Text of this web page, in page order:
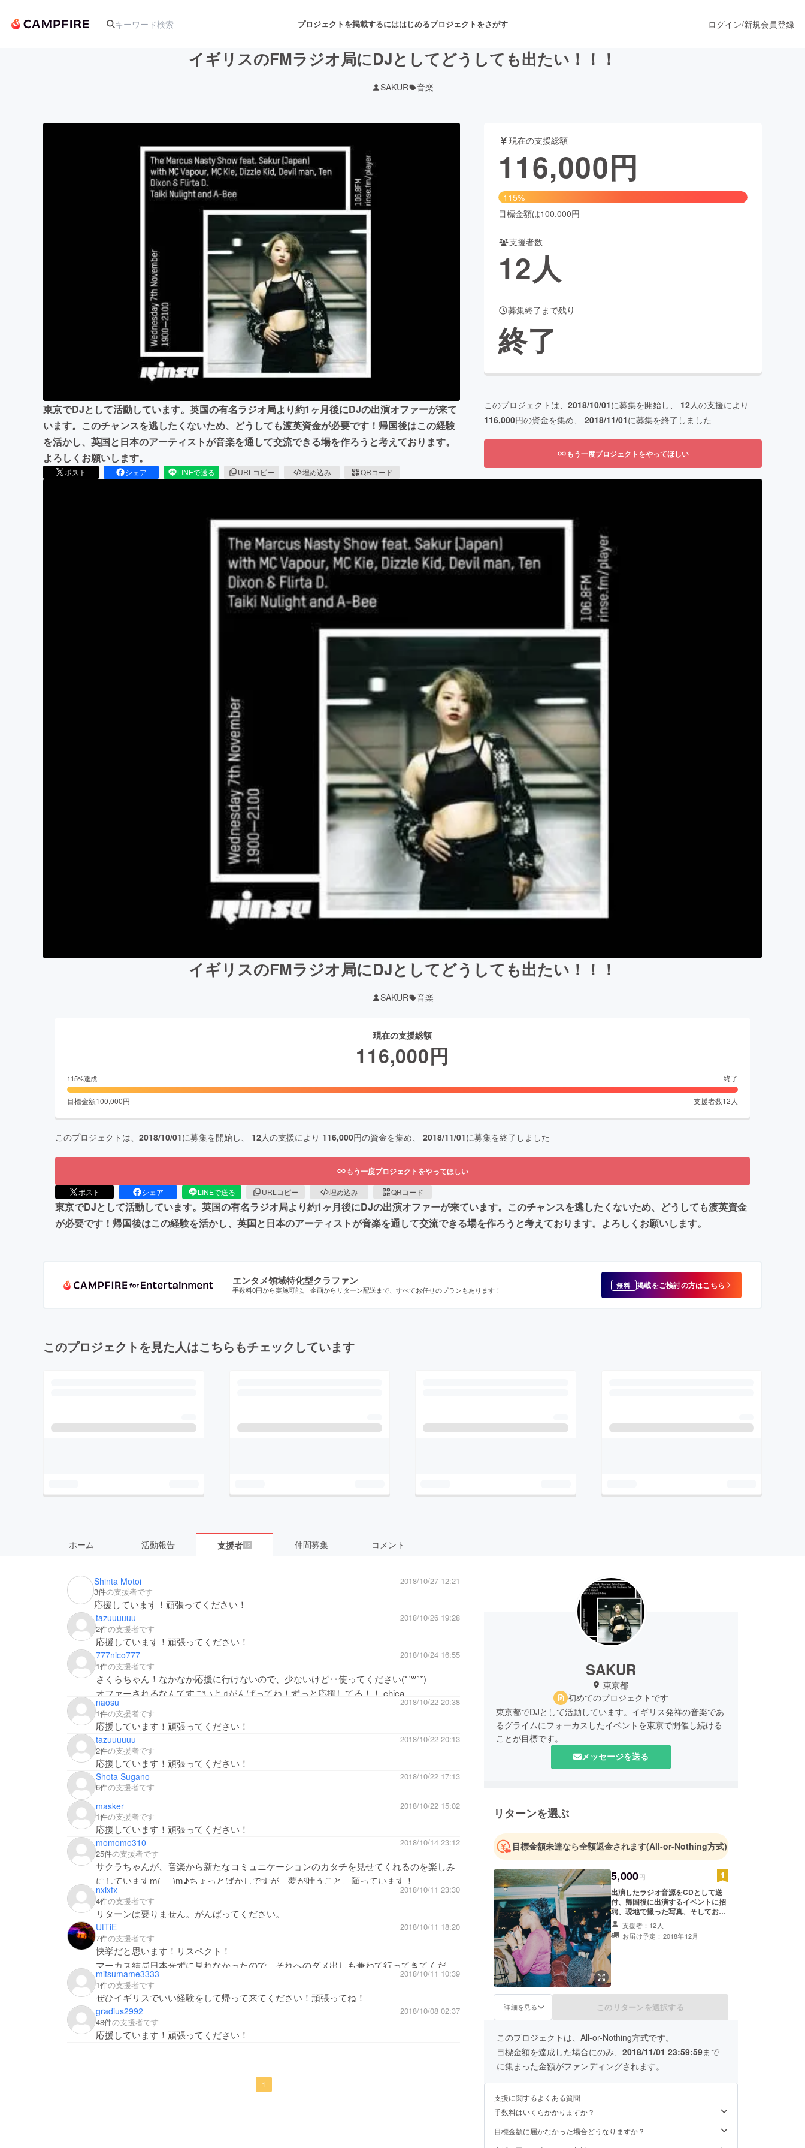
プロジェクトを掲載するにははじめるプロジェクトをさがす
アート・写真 音楽 舞台・パフォーマンス
テクノロジー・ガジェット ゲーム・サービス開発 ファッション
書籍・雑誌出版
ビジネス・起業 チャレンジ ビューティー・ヘルスケア
まちづくり・地域活性化
CAMPFIRE for Social Good
CAMPFIREふるさと納税
ログイン/新規会員登録
イギリスのFMラジオ局にDJとしてどうしても出たい！！！
SAKUR 音楽
東京でDJとして活動しています。英国の有名ラジオ局より約1ヶ月後にDJの出演オファーが来て
います。このチャンスを逃したくないため、どうしても渡英資金が必要です！帰国後はこの経験
を活かし、英国と日本のアーティストが音楽を通して交流できる場を作ろうと考えております。
よろしくお願いします。
ポスト シェア LINEで送る URLコピー 埋め込み QRコード
現在の支援総額
116,000円
115%
目標金額は100,000円
支援者数
12人
募集終了まで残り
終了
このプロジェクトは、 2018/10/01に募集を開始し、 12人の支援により
116,000円の資金を集め、 2018/11/01に募集を終了しました
もう一度プロジェクトをやってほしい
イギリスのFMラジオ局にDJとしてどうしても出たい！！！
SAKUR 音楽
現在の支援総額
116,000円
115%達成 終了
目標金額100,000円 支援者数12 人
このプロジェクトは、 2018/10/01に募集を開始し、 12人の支援により 116,000円の資金を集め、 2018/11/01に募集を終了しました
もう一度プロジェクトをやってほしい
ポスト シェア LINEで送る URLコピー 埋め込み QRコード
東京でDJとして活動しています。英国の有名ラジオ局より約1ヶ月後にDJの出演オファーが来ています。このチャンスを逃したくないため、どうしても渡英資金
が必要です！帰国後はこの経験を活かし、英国と日本のアーティストが音楽を通して交流できる場を作ろうと考えております。よろしくお願いします。
エンタメ領域特化型クラファン
手数料0円から実施可能。 企画からリターン配送まで、すべてお任せのプランもあります！ 無料 掲載をご検討の方はこちら
このプロジェクトを見た人はこちらもチェックしています
ホーム 活動報告 支援者 12 仲間募集 コメント
Shinta Motoi
2018/10/27 12:21
3件の支援者です
応援しています！頑張ってください！
tazuuuuuu
2018/10/26 19:28
2件の支援者です
応援しています！頑張ってください！
777nico777
2018/10/24 16:55
1件の支援者です
さくらちゃん！なかなか応援に行けないので、少ないけど‥使ってください(*´꒳`*)
オファーされるなんてすごいよ♫がんばってね！ずっと応援してる！！ chica.
naosu
2018/10/22 20:38
1件の支援者です
応援しています！頑張ってください！
tazuuuuuu
2018/10/22 20:13
2件の支援者です
応援しています！頑張ってください！
Shota Sugano
2018/10/22 17:13
6件の支援者です
masker
2018/10/22 15:02
1件の支援者です
応援しています！頑張ってください！
momomo310
2018/10/14 23:12
25件の支援者です
サクラちゃんが、音楽から新たなコミュニケーションのカタチを見せてくれるのを楽しみ
にしていますm(_ _)m♪ちょっとばかしですが、夢が叶うこと、願っています！
nxixtx
2018/10/11 23:30
4件の支援者です
リターンは要りません。がんばってください。
UtTiE
2018/10/11 18:20
7件の支援者です
快挙だと思います！リスペクト！
マーカス結局日本来ずに見れなかったので、それへのダメ出しも兼ねて行ってきてくださ
い！笑
mitsumame3333
2018/10/11 10:39
1件の支援者です
ぜひイギリスでいい経験をして帰って来てください！頑張ってね！
gradius2992
2018/10/08 02:37
48件の支援者です
応援しています！頑張ってください！
1
SAKUR
東京都
初めてのプロジェクトです
東京都でDJとして活動しています。イギリス発祥の音楽であ
るグライムにフォーカスしたイベントを東京で開催し続ける
ことが目標です。
メッセージを送る
リターンを選ぶ
目標金額未達なら全額返金されます(All-or-Nothing方式)
5,000円
出演したラジオ音源をCDとして送
付、帰国後に出演するイベントに招
聘、現地で撮った写真、そしてお礼
の手紙を添えさせていただきたいと
考えております。 ※以下の写真は前
回の渡英時にイベントに参加したと
支援者：12人
お届け予定：2018年12月
詳細を見る このリターンを選択する
このプロジェクトは、All-or-Nothing方式です。
目標金額を達成した場合にのみ、 2018/11/01 23:59:59まで
に集まった金額がファンディングされます。
支援に関するよくある質問
手数料はいくらかかりますか？
目標金額に届かなかった場合どうなりますか？